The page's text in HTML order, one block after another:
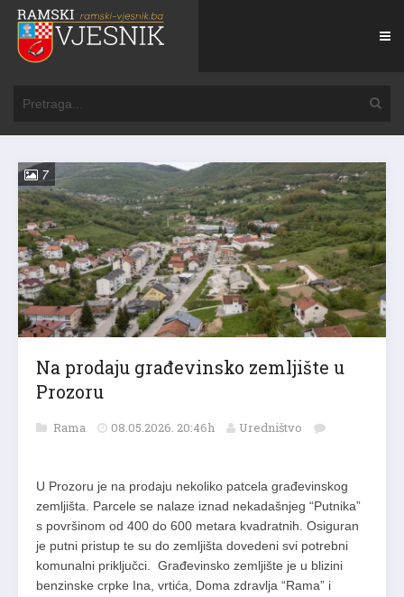
7
Na prodaju građevinsko zemljište u
Prozoru
Rama 08.05.2026. 20:46h Uredništvo
U Prozoru je na prodaju nekoliko patcela građevinskog
zemljišta. Parcele se nalaze iznad nekadašnjeg “Putnika”
s površinom od 400 do 600 metara kvadratnih. Osiguran
je putni pristup te su do zemljišta dovedeni svi potrebni
komunalni priključci. Građevinsko zemljište je u blizini
benzinske crpke Ina, vrtića, Doma zdravlja “Rama” i